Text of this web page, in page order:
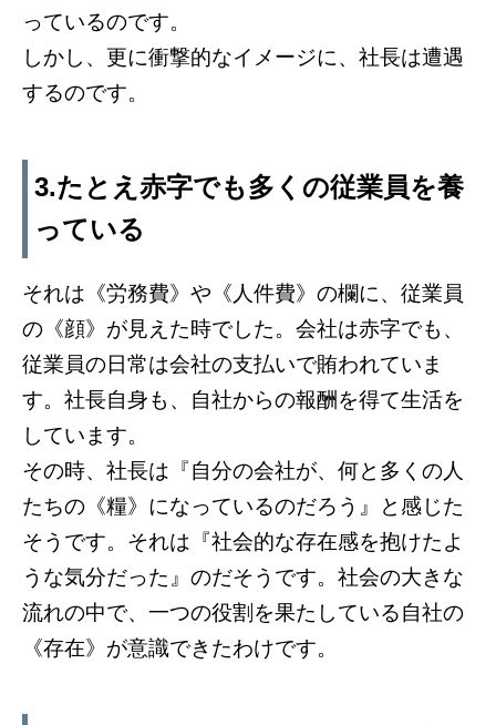
っているのです。
しかし、更に衝撃的なイメージに、社長は遭遇
するのです。
3.たとえ赤字でも多くの従業員を養
っている
それは《労務費》や《人件費》の欄に、従業員
の《顔》が見えた時でした。会社は赤字でも、
従業員の日常は会社の支払いで賄われていま
す。社長自身も、自社からの報酬を得て生活を
しています。
その時、社長は『自分の会社が、何と多くの人
たちの《糧》になっているのだろう』と感じた
そうです。それは『社会的な存在感を抱けたよ
うな気分だった』のだそうです。社会の大きな
流れの中で、一つの役割を果たしている自社の
《存在》が意識できたわけです。